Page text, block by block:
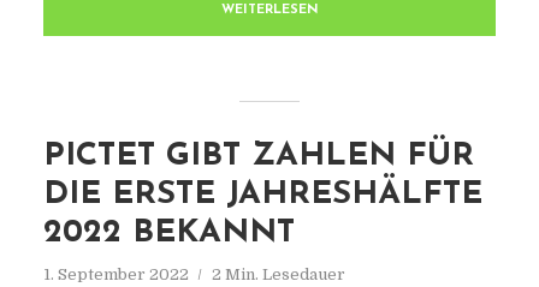
WEITERLESEN
PICTET GIBT ZAHLEN FÜR
DIE ERSTE JAHRESHÄLFTE
2022 BEKANNT
1. September 2022 2 Min. Lesedauer